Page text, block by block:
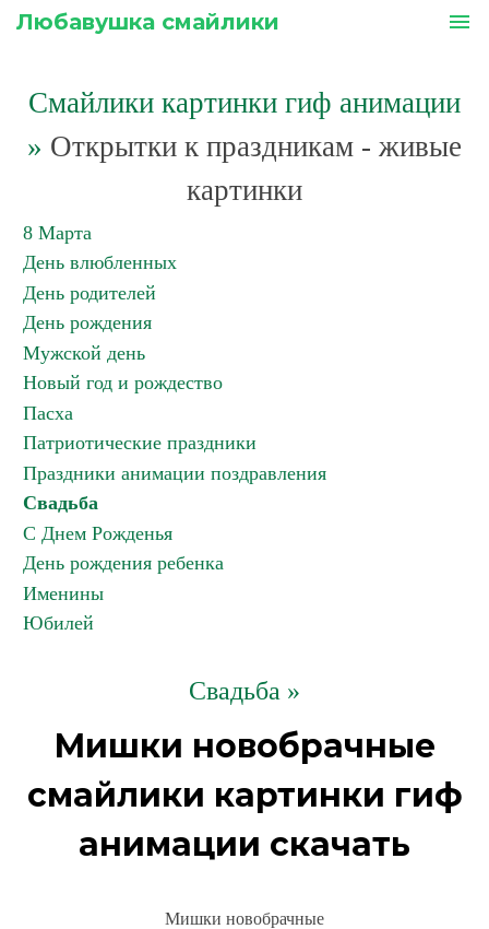
Любавушка смайлики menu
Смайлики картинки гиф анимации
» Открытки к праздникам - живые
картинки
8 Марта
День влюбленных
День родителей
День рождения
Мужской день
Новый год и рождество
Пасха
Патриотические праздники
Праздники анимации поздравления
Свадьба
С Днем Рожденья
День рождения ребенка
Именины
Юбилей
Свадьба »
Мишки новобрачные
смайлики картинки гиф
анимации скачать
Мишки новобрачные